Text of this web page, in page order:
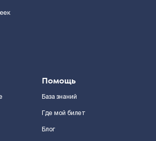
Помощь
База знаний
Где мой билет
Блог